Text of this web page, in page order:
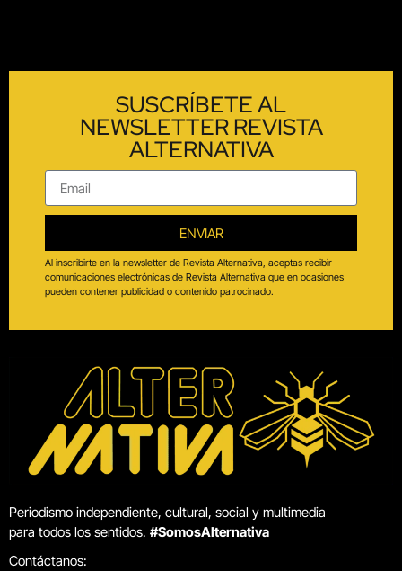
SUSCRÍBETE AL
NEWSLETTER REVISTA
ALTERNATIVA
ENVIAR
Al inscribirte en la newsletter de Revista Alternativa, aceptas recibir
comunicaciones electrónicas de Revista Alternativa que en ocasiones
pueden contener publicidad o contenido patrocinado.
Periodismo independiente, cultural, social y multimedia
para todos los sentidos. #SomosAlternativa
Contáctanos: